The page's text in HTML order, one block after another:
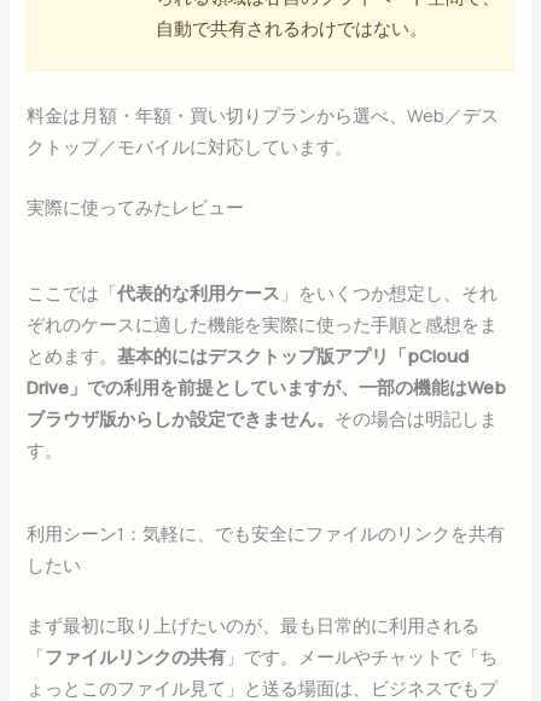
自動で共有されるわけではない。
料金は月額・年額・買い切りプランから選べ、Web／デス
クトップ／モバイルに対応しています。
実際に使ってみたレビュー
ここでは「代表的な利用ケース 」をいくつか想定し、それ
ぞれのケースに適した機能を実際に使った手順と感想をま
とめます。基本的にはデスクトップ版アプリ「pCloud
Drive」での利用を前提としていますが、一部の機能はWeb
ブラウザ版からしか設定できません。 その場合は明記しま
す。
利用シーン1：気軽に、でも安全にファイルのリンクを共有
したい
まず最初に取り上げたいのが、最も日常的に利用される
「ファイルリンクの共有 」です。メールやチャットで「ち
ょっとこのファイル見て」と送る場面は、ビジネスでもプ